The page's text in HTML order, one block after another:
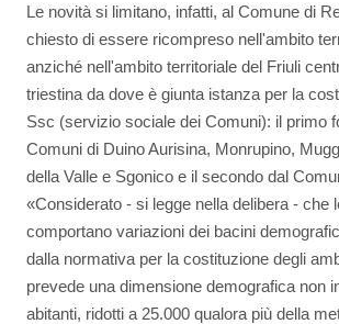
Le novità si limitano, infatti, al Comune di
chiesto di essere ricompreso nell'ambito
anziché nell'ambito territoriale del Friuli
triestina da dove è giunta istanza per la
Ssc (servizio sociale dei Comuni): il primo
Comuni di Duino Aurisina, Monrupino,
della Valle e Sgonico e il secondo dal
«Considerato - si legge nella delibera - che
comportano variazioni dei bacini
dalla normativa per la costituzione degli
prevede una dimensione demografica non
abitanti, ridotti a 25.000 qualora più della